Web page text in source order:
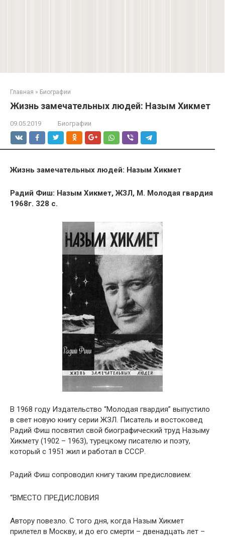
Главная » Биографии
Жизнь замечательных людей: Назым Хикмет
09.05.2019 Биографии
Жизнь замечательных людей: Назым Хикмет
Радий Фиш: Назым Хикмет, ЖЗЛ, М. Молодая гвардия
1968г. 328 с.
В 1968 году Издательство “Молодая гвардия” выпустило
в свет новую книгу серии ЖЗЛ. Писатель и востоковед
Радий Фиш посвятил свой биографический труд Назыму
Хикмету (1902 – 1963), турецкому писателю и поэту,
который с 1951 жил и работал в СССР.
Радий Фиш сопроводил книгу таким предисловием:
“ВМЕСТО ПРЕДИСЛОВИЯ
Автору повезло. С того дня, когда Назым Хикмет
прилетел в Москву, и до его смерти – двенадцать лет –